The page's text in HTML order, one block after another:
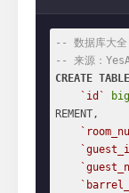
-- 数据库大全
-- 来源：
CREATE TABLE
`id`
REMENT,